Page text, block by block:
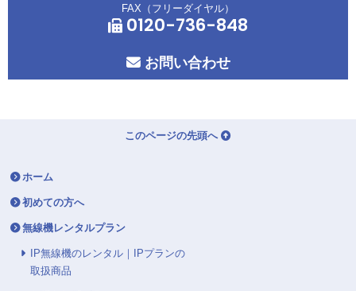
FAX（フリーダイヤル）
0120-736-848
お問い合わせ
このページの先頭へ
ホーム
初めての方へ
無線機レンタルプラン
IP無線機のレンタル｜IPプランの
取扱商品